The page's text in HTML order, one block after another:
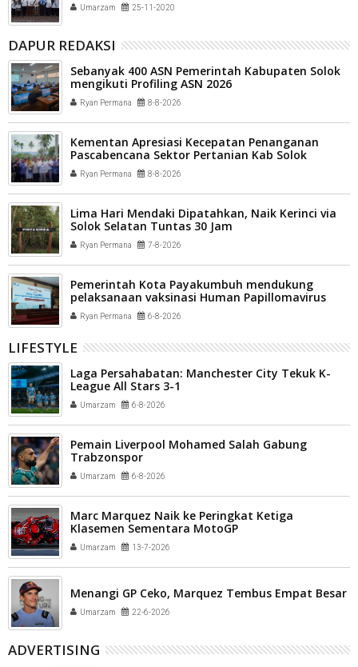
Umarzam 25-11-2020
DAPUR REDAKSI
Sebanyak 400 ASN Pemerintah Kabupaten Solok
mengikuti Profiling ASN 2026
Ryan Permana 8-8-2026
Kementan Apresiasi Kecepatan Penanganan
Pascabencana Sektor Pertanian Kab Solok
Ryan Permana 8-8-2026
Lima Hari Mendaki Dipatahkan, Naik Kerinci via
Solok Selatan Tuntas 30 Jam
Ryan Permana 7-8-2026
Pemerintah Kota Payakumbuh mendukung
pelaksanaan vaksinasi Human Papillomavirus
(HPV) bagi aparatur sipil negara (ASN) dan
masyarakat
Ryan Permana 6-8-2026
LIFESTYLE
Laga Persahabatan: Manchester City Tekuk K-
League All Stars 3-1
Umarzam 6-8-2026
Pemain Liverpool Mohamed Salah Gabung
Trabzonspor
Umarzam 6-8-2026
Marc Marquez Naik ke Peringkat Ketiga
Klasemen Sementara MotoGP
Umarzam 13-7-2026
Menangi GP Ceko, Marquez Tembus Empat Besar
Umarzam 22-6-2026
ADVERTISING